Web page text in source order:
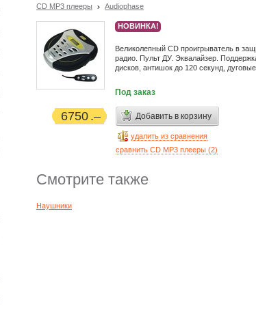
CD MP3 плееры Audiophase
НОВИНКА!
Великолепный CD проигрыватель в
радио. Пульт ДУ. Эквалайзер.
дисков, антишок до 120 секунд,
Под заказ
6750 Добавить в корзину
удалить из сравнения
сравнить CD MP3 плееры (2)
Смотрите также
Наушники